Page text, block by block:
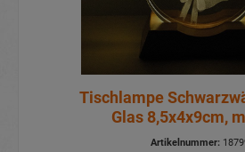
Tischlampe
Glas 8,5x4x9cm,
Artikelnummer: